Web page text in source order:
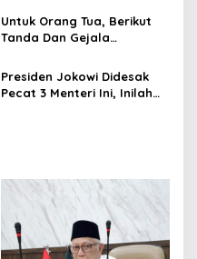
Untuk Orang Tua, Berikut
Tanda Dan Gejala
Anak
Presiden Jokowi Didesak
Pecat 3 Menteri Ini, Inilah